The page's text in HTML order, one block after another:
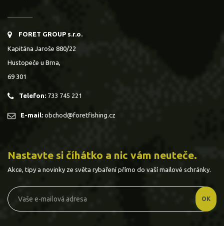
FORET GROUP s.r.o.
Kapitána Jaroše 880/22
Hustopeče u Brna,
69 301
Telefon: 733 745 221
E-mail: obchod@foretfishing.cz
Nastavte si číhátko a nic vám neuteče.
Akce, tipy a novinky ze světa rybaření přímo do vaší mailové schránky.